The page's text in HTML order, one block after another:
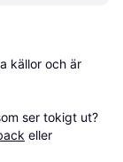
källor och är
ser tokigt ut?
eller